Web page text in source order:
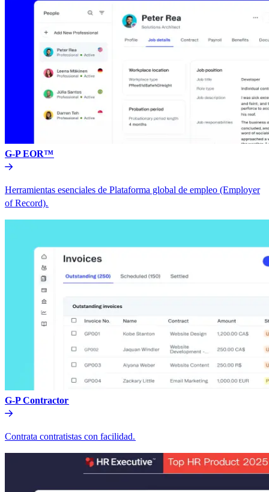
G-P EOR™​​
Herramientas esenciales de Plataforma global de empleo (Employer
of Record).​​
G-P Contractor​​
Contrata contratistas con facilidad.​​